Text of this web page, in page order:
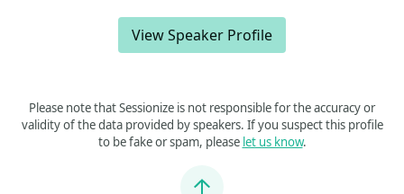
View Speaker Profile
Please note that Sessionize is not responsible for the accuracy or
validity of the data provided by speakers. If you suspect this profile
to be fake or spam, please let us know.